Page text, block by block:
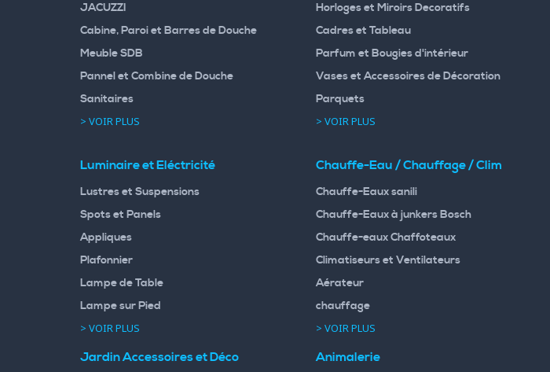
JACUZZI
Cabine, Paroi et Barres de Douche
Meuble SDB
Pannel et Combine de Douche
Sanitaires
> VOIR PLUS
Horloges et Miroirs Decoratifs
Cadres et Tableau
Parfum et Bougies d'intérieur
Vases et Accessoires de Décoration
Parquets
> VOIR PLUS
Luminaire et Eléctricité
Lustres et Suspensions
Spots et Panels
Appliques
Plafonnier
Lampe de Table
Lampe sur Pied
> VOIR PLUS
Chauffe-Eau / Chauffage / Clim
Chauffe-Eaux sanili
Chauffe-Eaux à junkers Bosch
Chauffe-eaux Chaffoteaux
Climatiseurs et Ventilateurs
Aérateur
chauffage
> VOIR PLUS
Jardin Accessoires et Déco Animalerie